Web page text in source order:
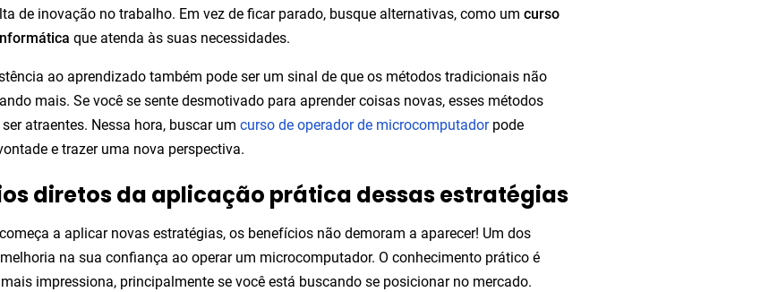
de inovação no trabalho. Em vez de ficar parado, busque alternativas, como um curso
que atenda às suas necessidades.
ao aprendizado também pode ser um sinal de que os métodos tradicionais não
mais. Se você se sente desmotivado para aprender coisas novas, esses métodos
atraentes. Nessa hora, buscar um curso de operador de microcomputadorpode
e trazer uma nova perspectiva.
diretos da aplicação prática dessas estratégias
a aplicar novas estratégias, os benefícios não demoram a aparecer! Um dos
na sua confiança ao operar um microcomputador. O conhecimento prático é
impressiona, principalmente se você está buscando se posicionar no mercado.